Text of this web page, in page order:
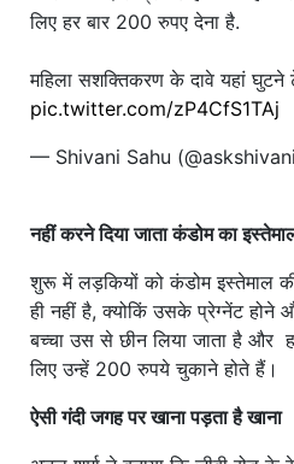
लिए हर बार 200 रुपए देना है.
महिला सशक्तिकरण के दावे यहां
pic.twitter.com/zP4CfS1TAj
— Shivani Sahu
नहीं करने दिया जाता कंडोम का
शुरू में लड़कियों को कंडोम इस्तेमाल
ही नहीं है, क्योकिं उसके प्रेग्नेंट होने
बच्चा उस से छीन लिया जाता है और
लिए उन्हें 200 रुपये चुकाने होते हैं।
ऐसी गंदी जगह पर खाना पड़ता है खाना